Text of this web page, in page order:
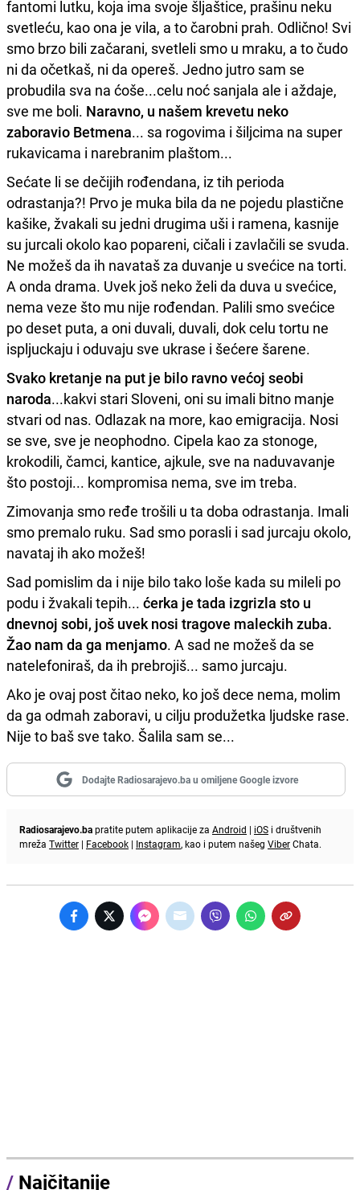
fantomi lutku, koja ima svoje šljaštice, prašinu neku
svetleću, kao ona je vila, a to čarobni prah. Odlično! Svi
smo brzo bili začarani, svetleli smo u mraku, a to čudo
ni da očetkaš, ni da opereš. Jedno jutro sam se
probudila sva na ćoše...celu noć sanjala ale i aždaje,
sve me boli. Naravno, u našem krevetu neko
zaboravio Betmena... sa rogovima i šiljcima na super
rukavicama i narebranim plaštom...
Sećate li se dečijih rođendana, iz tih perioda
odrastanja?! Prvo je muka bila da ne pojedu plastične
kašike, žvakali su jedni drugima uši i ramena, kasnije
su jurcali okolo kao popareni, cičali i zavlačili se svuda.
Ne možeš da ih navataš za duvanje u svećice na torti.
A onda drama. Uvek još neko želi da duva u svećice,
nema veze što mu nije rođendan. Palili smo svećice
po deset puta, a oni duvali, duvali, dok celu tortu ne
ispljuckaju i oduvaju sve ukrase i šećere šarene.
Svako kretanje na put je bilo ravno većoj seobi
naroda...kakvi stari Sloveni, oni su imali bitno manje
stvari od nas. Odlazak na more, kao emigracija. Nosi
se sve, sve je neophodno. Cipela kao za stonoge,
krokodili, čamci, kantice, ajkule, sve na naduvavanje
što postoji... kompromisa nema, sve im treba.
Zimovanja smo ređe trošili u ta doba odrastanja. Imali
smo premalo ruku. Sad smo porasli i sad jurcaju okolo,
navataj ih ako možeš!
Sad pomislim da i nije bilo tako loše kada su mileli po
podu i žvakali tepih... ćerka je tada izgrizla sto u
dnevnoj sobi, još uvek nosi tragove maleckih zuba.
Žao nam da ga menjamo. A sad ne možeš da se
natelefoniraš, da ih prebrojiš... samo jurcaju.
Ako je ovaj post čitao neko, ko još dece nema, molim
da ga odmah zaboravi, u cilju produžetka ljudske rase.
Nije to baš sve tako. Šalila sam se...
Dodajte Radiosarajevo.ba u omiljene Google izvore
Radiosarajevo.bapratite putem aplikacije za Android | iOS i društvenih
mreža Twitter | Facebook | Instagram, kao i putem našeg ViberChata.
/ Najčitanije